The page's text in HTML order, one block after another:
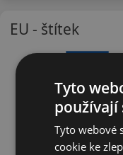
EU - štítek
Tyto
používají
Tyto webové
cookie ke